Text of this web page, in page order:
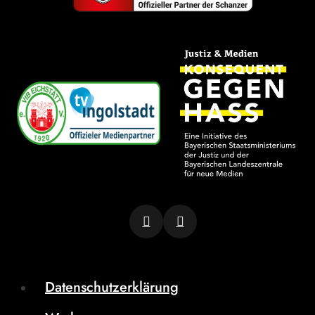
Datenschutzerklärung